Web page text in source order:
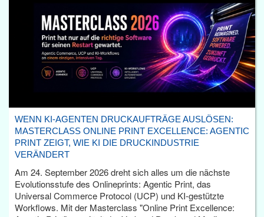
WENN KI-AGENTEN DRUCKAUFTRÄGE AUSLÖSEN:
MASTERCLASS ONLINE PRINT EXCELLENCE: AGENTIC
PRINT ZEIGT, WIE KI DIE DRUCKINDUSTRIE
VERÄNDERT
Am 24. September 2026 dreht sich alles um die nächste
Evolutionsstufe des Onlineprints: Agentic Print, das
Universal Commerce Protocol (UCP) und KI-gestützte
Workflows. Mit der Masterclass "Online Print Excellence: